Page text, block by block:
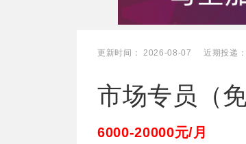
近期投递
更新时间： 2026-08-07
市场专员（
6000-20000元/月